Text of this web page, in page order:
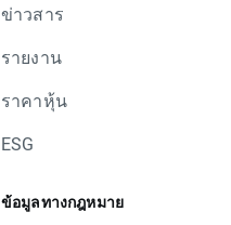
ข่าวสาร
รายงาน
ราคาหุ้น
ESG
ข้อมูลทางกฎหมาย